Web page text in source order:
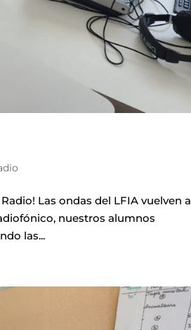
Las ondas del LFIA vuelven a
nuestros alumnos
las...